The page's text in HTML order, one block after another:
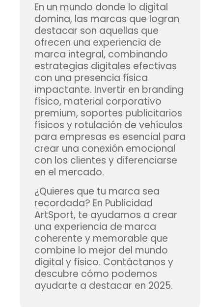
En un mundo donde lo digital
domina, las marcas que logran
destacar son aquellas que
ofrecen una experiencia de
marca integral, combinando
estrategias digitales efectivas
con una presencia física
impactante. Invertir en branding
físico, material corporativo
premium, soportes publicitarios
físicos y rotulación de vehículos
para empresas es esencial para
crear una conexión emocional
con los clientes y diferenciarse
en el mercado.
¿Quieres que tu marca sea
recordada? En Publicidad
ArtSport, te ayudamos a crear
una experiencia de marca
coherente y memorable que
combine lo mejor del mundo
digital y físico. Contáctanos y
descubre cómo podemos
ayudarte a destacar en 2025.